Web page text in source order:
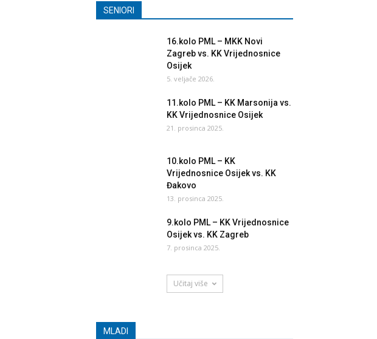
SENIORI
16.kolo PML – MKK Novi
Zagreb vs. KK Vrijednosnice
Osijek
5. veljače 2026.
11.kolo PML – KK Marsonija vs.
KK Vrijednosnice Osijek
21. prosinca 2025.
10.kolo PML – KK
Vrijednosnice Osijek vs. KK
Đakovo
13. prosinca 2025.
9.kolo PML – KK Vrijednosnice
Osijek vs. KK Zagreb
7. prosinca 2025.
Učitaj više
MLADI